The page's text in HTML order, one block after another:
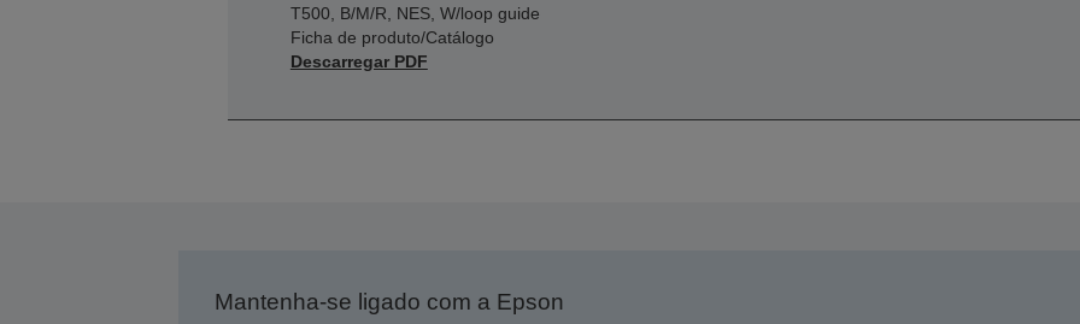
T500, B/M/R, NES, W/loop guide
Ficha de produto/Catálogo
Descarregar PDF
Mantenha-se ligado com a Epson